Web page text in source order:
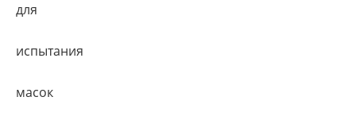
для
испытания
масок